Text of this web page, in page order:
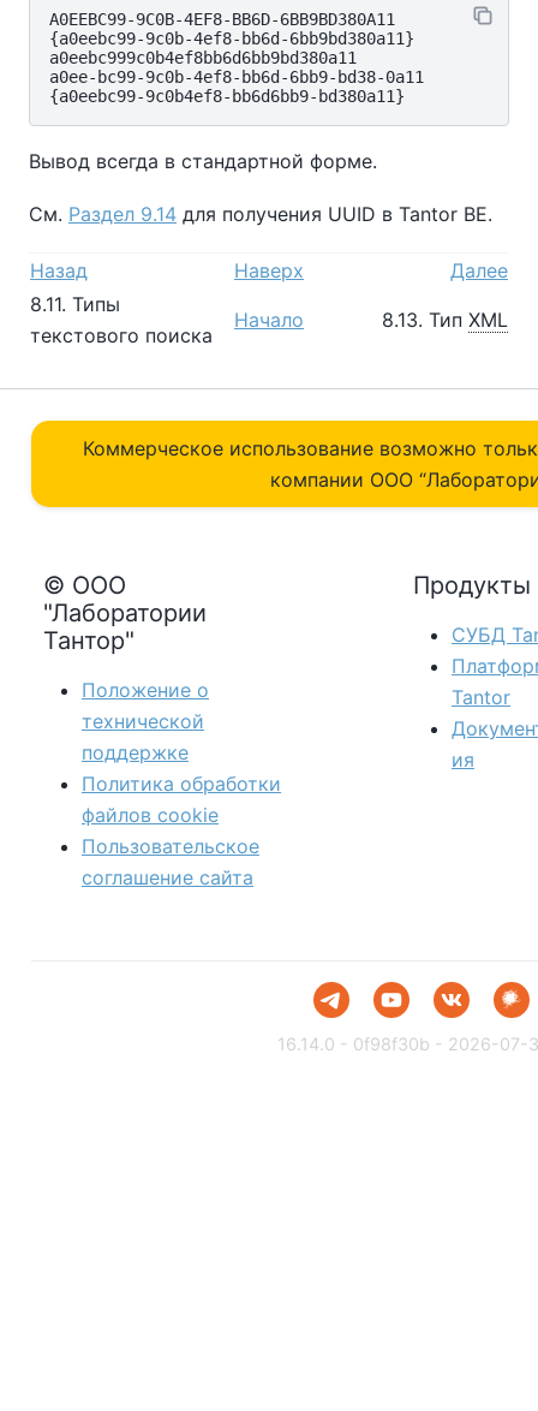
A0EEBC99-9C0B-4EF8-BB6D-6BB9BD380A11
{a0eebc99-9c0b-4ef8-bb6d-6bb9bd380a11}
a0eebc999c0b4ef8bb6d6bb9bd380a11
a0ee-bc99-9c0b-4ef8-bb6d-6bb9-bd38-0a11
Вывод всегда в стандартной форме.
См. Раздел 9.14 для получения UUID в Tantor BE.
Назад Наверх
Далее
8.11. Типы
текстового поиска
Начало 8.13. Тип XML
Коммерческое использование возможно
компании ОOO
© ООО
"Лаборатории
Тантор"
Положение о
технической
поддержке
Политика обработки
файлов сookie
Пользовательское
соглашение сайта
Продукты
СУБД
Tantor
ия
16.14.0 - 0f98f30b - 2026-07-